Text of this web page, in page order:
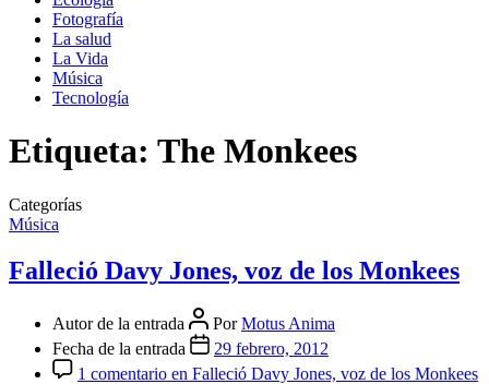
Fotografía
La salud
La Vida
Música
Tecnología
Etiqueta: The Monkees
Categorías
Música
Falleció Davy Jones, voz de los Monkees
Autor de la entrada PorMotus Anima
Fecha de la entrada
29 febrero, 2012
1 comentario en Falleció Davy Jones, voz de los Monkees